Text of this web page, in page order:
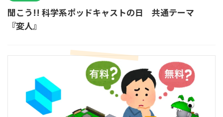
聞こう!! 科学系ポッドキャストの日 共通テーマ
『変人』